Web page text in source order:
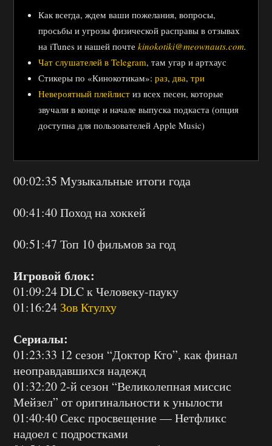
Как всегда, ждем ваши пожелания, вопросы,
просьбы и угрозы физической расправы в отзывах
на iTunes и нашей почте kinokotiki@meownauts.com.
Чат слушателей в Telegram, там угар и артхаус
Стикеры по «Кинокотикам»: раз, два, три
Невероятный плейлист из всех песен, которые
звучали в конце и начале выпуска подкаста (опция
доступна для пользователей Apple Music)
00:02:35 Музыкальные итоги года
00:41:40 Поход на хоккей
00:51:47 Топ 10 фильмов за год
Игровой блок:
01:09:24 DLC к Человеку-пауку
01:16:24 Зов Ктулху
Сериалы:
01:23:33 12 сезон “Доктор Кто”, как финал
неоправдавшихся надежд
01:32:20 2-й сезон “Великолепная миссис
Мейзел” от оригинальности к унылости
01:40:40 Секс просвещение — Нетфликс
надоел с подростками